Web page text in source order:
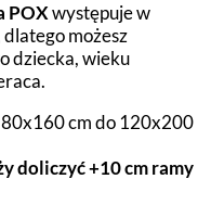
POXwystępuje w
możesz
dziecka, wieku
cm do 120x200
doliczyć +10 cm ramy